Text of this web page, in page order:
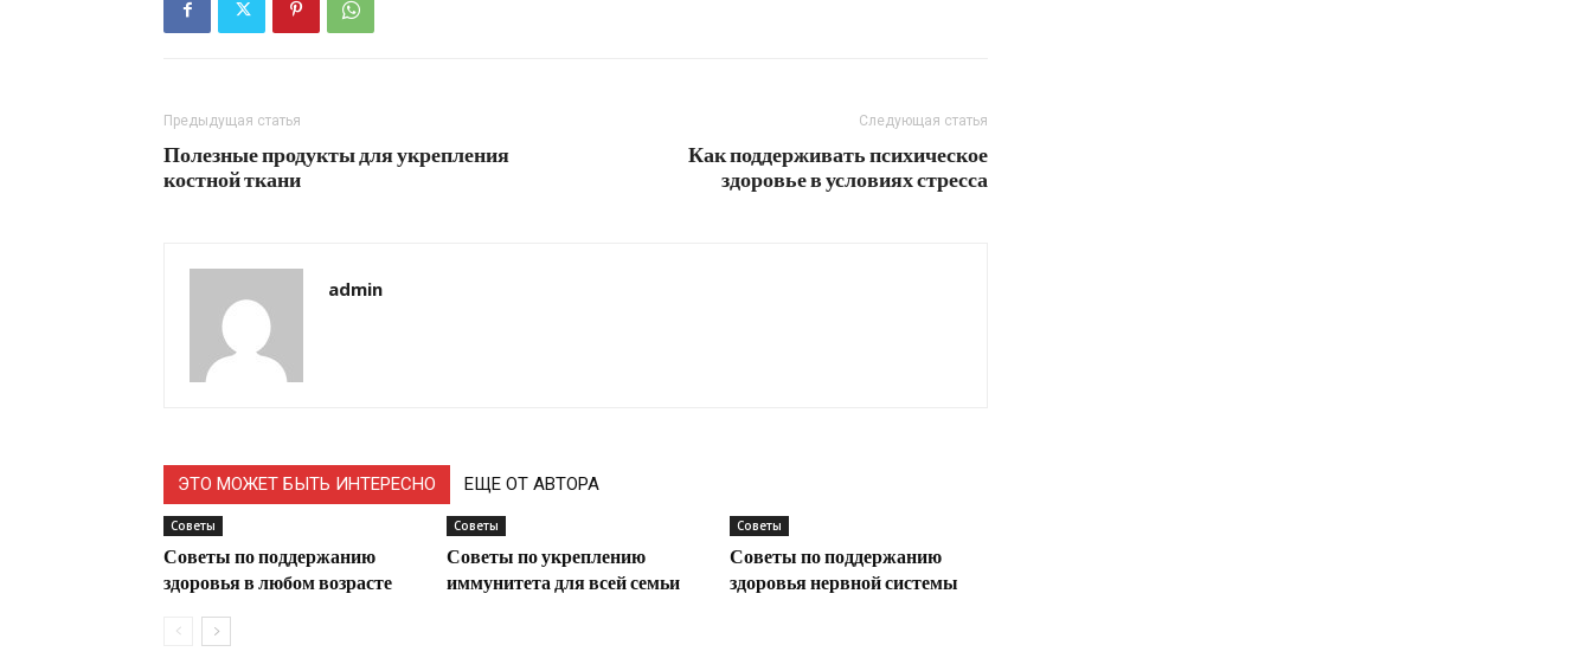
Предыдущая статья
Полезные продукты для укрепления
костной ткани
Следующая статья
Как поддерживать психическое
здоровье в условиях стресса
admin
ЭТО МОЖЕТ БЫТЬ ИНТЕРЕСНО ЕЩЕ ОТ АВТОРА
Советы
Советы по поддержанию
здоровья в любом возрасте
Советы
Советы по укреплению
иммунитета для всей семьи
Советы
Советы по поддержанию
здоровья нервной системы